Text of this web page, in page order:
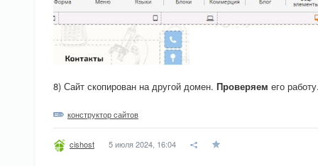
8) Сайт скопирован на другой домен. Проверяем его
конструктор сайтов
cishost 5 июля 2024, 16:04